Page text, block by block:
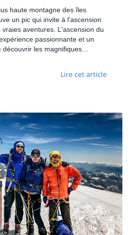
haute montagne des îles
un pic qui invite à l'ascension
aventures. L'ascension du
passionnante et un
découvrir les magnifiques
Lire cet article